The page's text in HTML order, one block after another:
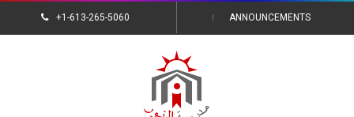
+1-613-265-5060 ANNOUNCEMENTS